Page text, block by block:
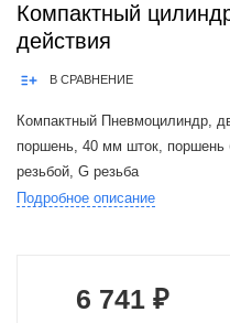
Компактный
действия
В СРАВНЕНИЕ
Компактный Пневмоцилиндр,
поршень, 40 мм шток, поршень
резьбой, G резьба
Подробное описание
6 741 ₽